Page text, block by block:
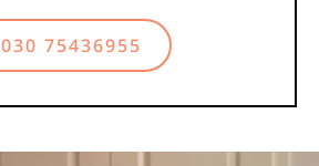
030 75436955